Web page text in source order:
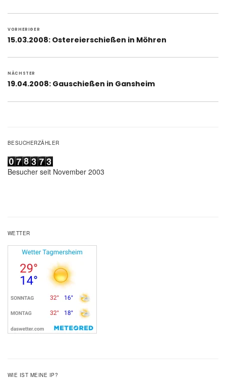
VORHERIGER
Vorheriger
15.03.2008: Ostereierschießen in Möhren
NÄCHSTER
Nächster
19.04.2008: Gauschießen in Gansheim
BESUCHERZÄHLER
Besucher seit November 2003
WETTER
WIE IST MEINE IP?